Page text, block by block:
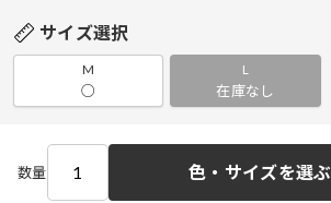
サイズ選択
M
○
L
在庫なし
数量 色・サイズを選ぶ